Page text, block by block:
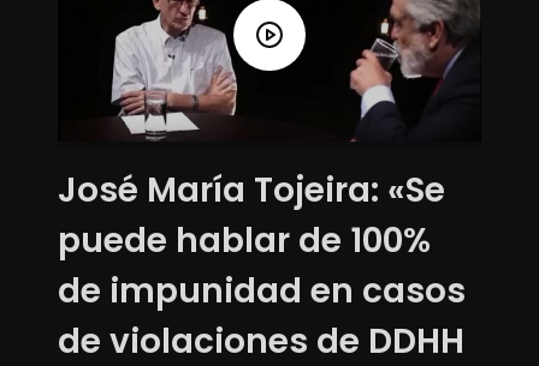
José María Tojeira: «Se
puede hablar de 100%
de impunidad en casos
de violaciones de DDHH